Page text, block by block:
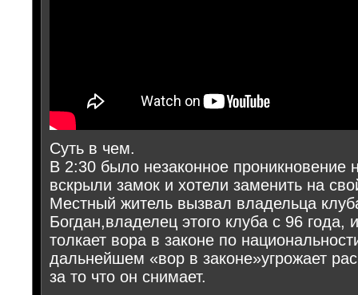
Суть в чем.
В 2:30 было незаконное проникновение
вскрыли замок и хотели заменить на
Местный житель вызвал владельца
Богдан,владелец этого клуба с 96 года,
толкает вора в законе по
дальнейшем «вор в законе»угрожает
за то что он снимает.